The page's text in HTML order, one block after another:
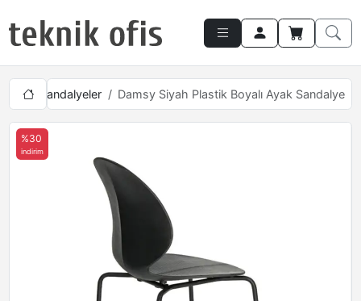
Sandalyeler Damsy Siyah Plastik Boyalı Ayak Sandalye
%30
indirim